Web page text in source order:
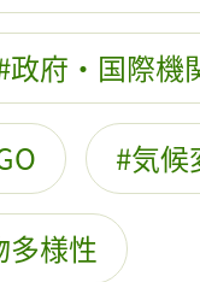
政府・国際機
気候
多様性